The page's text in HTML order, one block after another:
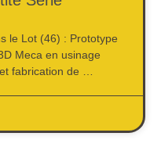
le Lot (46) : Prototype
Meca en usinage
fabrication de …